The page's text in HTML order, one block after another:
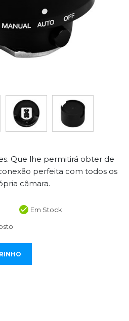
Que lhe permitirá obter de
perfeita com todos os
câmara.
Em Stock